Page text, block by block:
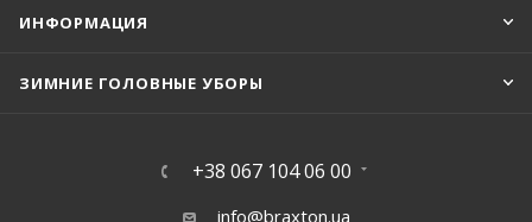
ИНФОРМАЦИЯ
ЗИМНИЕ ГОЛОВНЫЕ УБОРЫ
+38 067 104 06 00
info@braxton.ua